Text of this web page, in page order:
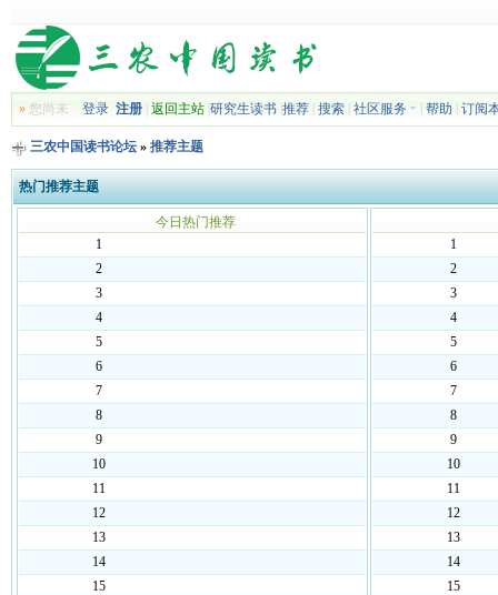
»您尚未 登录 注册| 返回主站| 研究生读书| 推荐| 搜索| 社区服务 帮助 订阅
三农中国读书论坛» 推荐主题
热门推荐主题
今日热门推荐
1
2
3
4
5
6
7
8
9
10
11
12
13
14
15
1
2
3
4
5
6
7
8
9
10
11
12
13
14
15